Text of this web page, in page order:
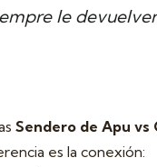
le
Sendero de Apu vs
es la conexión: